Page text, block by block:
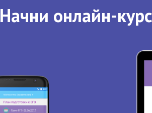
Начни онлайн-